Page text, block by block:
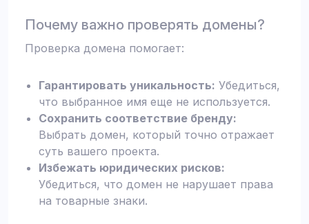
Почему важно проверять домены?
Проверка домена помогает:
Гарантировать уникальность: Убедиться,
что выбранное имя еще не используется.
Сохранить соответствие бренду:
Выбрать домен, который точно отражает
суть вашего проекта.
Избежать юридических рисков:
Убедиться, что домен не нарушает права
на товарные знаки.